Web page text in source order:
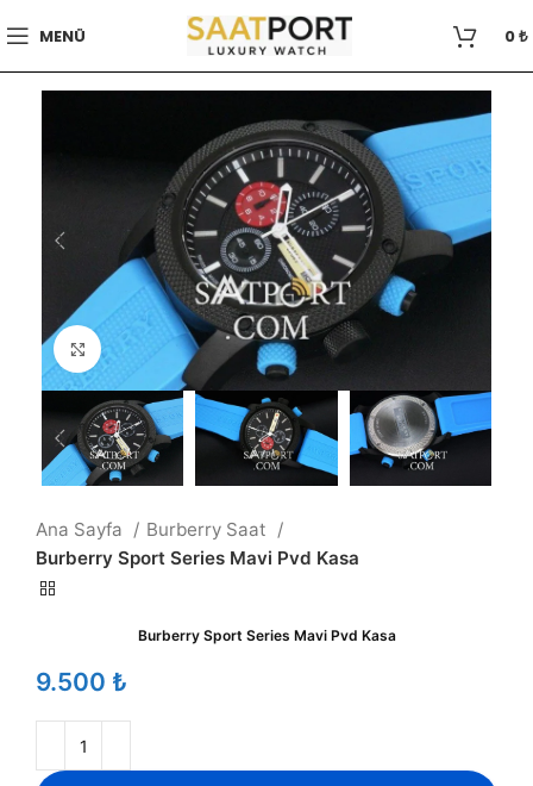
MENÜ 0₺
Büyütmek için tıklayın
Ana Sayfa
Burberry Saat
Burberry Sport Series Mavi Pvd Kasa
Burberry Sport Series Mavi Pvd Kasa
₺